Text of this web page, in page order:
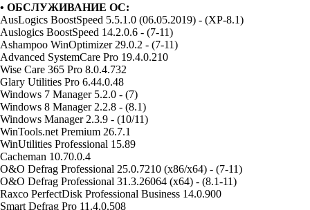
• ОБСЛУЖИВАНИЕ ОС:
AusLogics BoostSpeed 5.5.1.0 (06.05.2019) - (XP-8.1)
Auslogics BoostSpeed 14.2.0.6 - (7-11)
Ashampoo WinOptimizer 29.0.2 - (7-11)
Advanced SystemCare Pro 19.4.0.210
Wise Care 365 Pro 8.0.4.732
Glary Utilities Pro 6.44.0.48
Windows 7 Manager 5.2.0 - (7)
Windows 8 Manager 2.2.8 - (8.1)
Windows Manager 2.3.9 - (10/11)
WinTools.net Premium 26.7.1
WinUtilities Professional 15.89
Cacheman 10.70.0.4
O&O Defrag Professional 25.0.7210 (x86/x64) - (7-11)
O&O Defrag Professional 31.3.26064 (x64) - (8.1-11)
Raxco PerfectDisk Professional Business 14.0.900
Smart Defrag Pro 11.4.0.508